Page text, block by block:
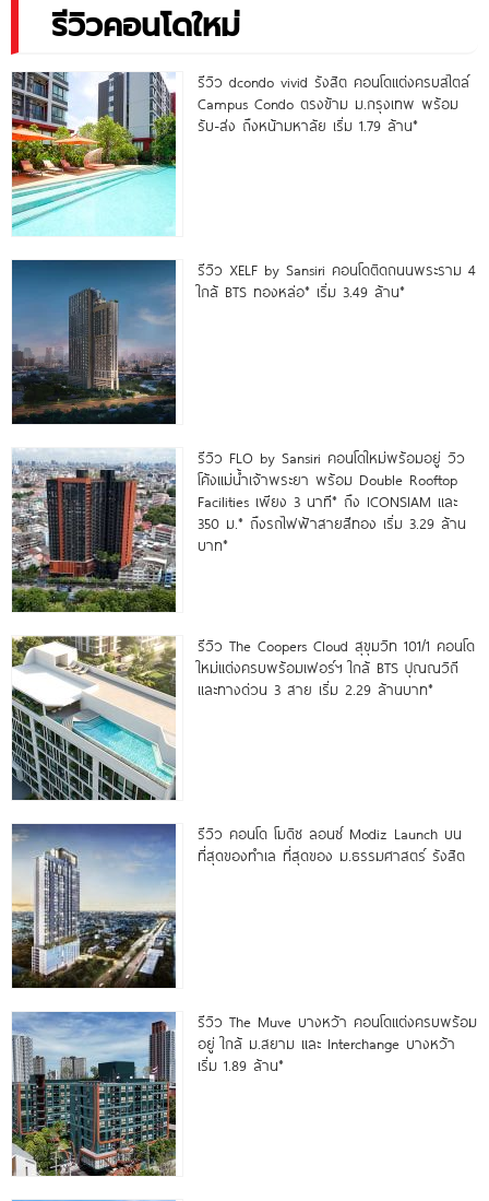
รีวิวคอนโดใหม่
รีวิว dcondo vivid รังสิต คอนโดแต่งครบสไตล์
Campus Condo ตรงข้าม ม.กรุงเทพ พร้อม
รับ-ส่ง ถึงหน้ามหาลัย เริ่ม 1.79 ล้าน*
รีวิว XELF by Sansiri คอนโดติดถนนพระราม 4
ใกล้ BTS ทองหล่อ* เริ่ม 3.49 ล้าน*
รีวิว FLO by Sansiri คอนโดใหม่พร้อมอยู่ วิว
โค้งแม่น้ำเจ้าพระยา พร้อม Double Rooftop
Facilities เพียง 3 นาที* ถึง ICONSIAM และ
350 ม.* ถึงรถไฟฟ้าสายสีทอง เริ่ม 3.29 ล้าน
บาท*
รีวิว The Coopers Cloud สุขุมวิท 101/1 คอนโด
ใหม่แต่งครบพร้อมเฟอร์ฯ ใกล้ BTS ปุณณวิถี
และทางด่วน 3 สาย เริ่ม 2.29 ล้านบาท*
รีวิว คอนโด โมดิซ ลอนซ์ Modiz Launch บน
ที่สุดของทำเล ที่สุดของ ม.ธรรมศาสตร์ รังสิต
รีวิว The Muve บางหว้า คอนโดแต่งครบพร้อม
อยู่ ใกล้ ม.สยาม และ Interchange บางหว้า
เริ่ม 1.89 ล้าน*